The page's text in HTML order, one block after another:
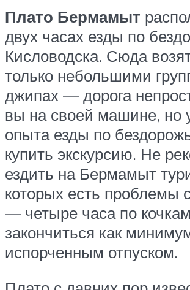
Плато Бермамыт
двух часах езды по
Кисловодска. Сюда
только небольшими
джипах — дорога
вы на своей машине, но
опыта езды по
купить экскурсию. Не
ездить на Бермамыт
которых есть проблемы
— четыре часа по
закончиться как
испорченным отпуском.